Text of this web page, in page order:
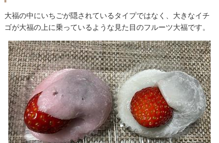
大福の中にいちごが隠されているタイプではなく、大きなイチ
ゴが大福の上に乗っているような見た目のフルーツ大福です。